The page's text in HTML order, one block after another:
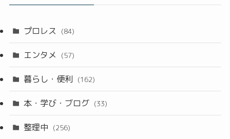
プロレス (84)
エンタメ (57)
暮らし・便利 (162)
本・学び・ブログ (33)
整理中 (256)